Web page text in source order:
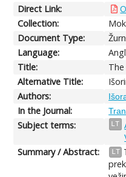
Direct Link:
Collection:
Document Type:
Language:
Title:
Alternative Title:
Authors:
In the Journal:
Subject terms:
LT
Summary / Abstract: LT